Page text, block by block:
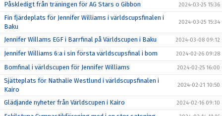
Påskledigt från träningen för AG Stars o Gibbon 2024-03-25 15:36
Fin fjärdeplats för Jennifer Williams i världscupsfinalen i
Baku
2024-03-25 15:34
Jennifer Willams EGF i Barrfinal på Världscupen i Baku 2024-03-08 09:12
Jennifer Williams 6:a i sin första världscupsfinal i bom 2024-02-26 09:28
Bomfinal i världscupen för Jennifer Williams 2024-02-25 16:00
Sjätteplats för Nathalie Westlund i världscupsfinalen i
Kairo
2024-02-21 10:50
Glädjande nyheter från Världscupen i Kairo 2024-02-16 09:10